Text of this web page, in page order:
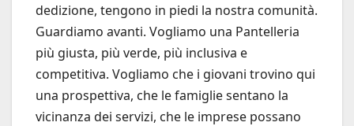
dedizione, tengono in piedi la nostra comunità.
Guardiamo avanti. Vogliamo una Pantelleria
più giusta, più verde, più inclusiva e
competitiva. Vogliamo che i giovani trovino qui
una prospettiva, che le famiglie sentano la
vicinanza dei servizi, che le imprese possano